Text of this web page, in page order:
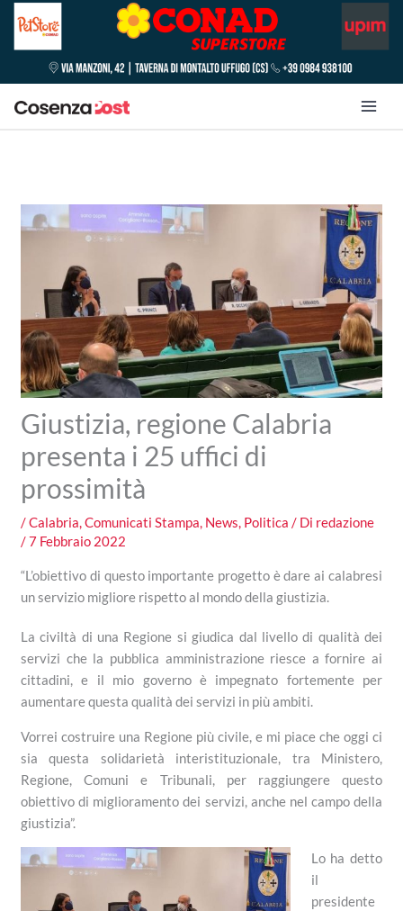
Giustizia, regione Calabria
presenta i 25 uffici di
prossimità
/Calabria,Comunicati Stampa, News, Politica / Di redazione
/7 Febbraio 2022
“L’obiettivo di questo importante progetto è dare ai calabresi
un servizio migliore rispetto al mondo della giustizia.
La civiltà di una Regione si giudica dal livello di qualità dei
servizi che la pubblica amministrazione riesce a fornire ai
cittadini, e il mio governo è impegnato fortemente per
aumentare questa qualità dei servizi in più ambiti.
Vorrei costruire una Regione più civile, e mi piace che oggi ci
sia questa solidarietà interistituzionale, tra Ministero,
Regione, Comuni e Tribunali, per raggiungere questo
obiettivo di miglioramento dei servizi, anche nel campo della
giustizia”.
Lo ha detto
il
presidente